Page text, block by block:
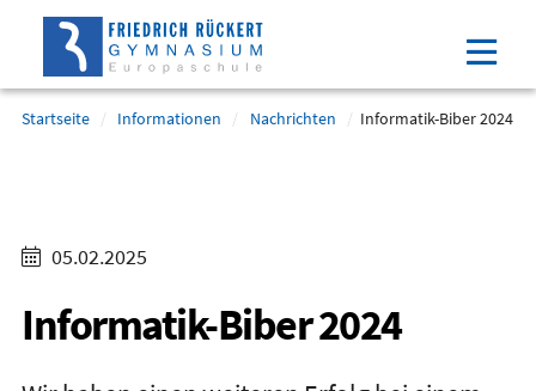
Direkt
Inhalt
(Eingabetaste)
Direkt
Hauptmenu
(Eingabetaste)
Direkt
Suche
(Eingabetaste)
Direkt
Footer
(Eingabetaste)
Startseite Informationen Nachrichten Informatik-Biber 2024
05.02.2025
Informatik-Biber 2024